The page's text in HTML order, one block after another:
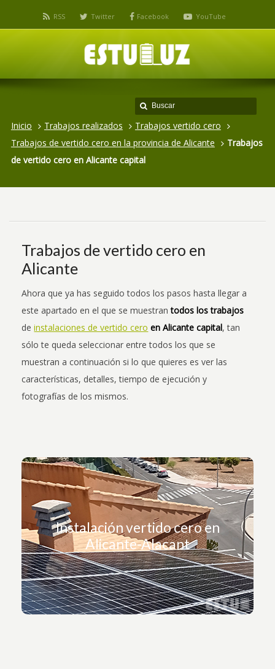
RSS Twitter Facebook YouTube
Inicio Trabajos realizados
Trabajos vertido cero
Trabajos de vertido cero en la provincia de Alicante
Trabajos
de vertido cero en Alicante capital
Trabajos de vertido cero en
Alicante
Ahora que ya has seguido todos los pasos hasta llegar a
este apartado en el que se muestrantodos los trabajos
deinstalaciones de vertido cero en Alicante capital, tan
sólo te queda seleccionar entre todos los que se
muestran a continuación si lo que quieres es ver las
características, detalles, tiempo de ejecución y
fotografías de los mismos.
Instalación vertido cero en
Alicante-Alacant
¿Quieres ver esta instalación?
Haz clic aquí